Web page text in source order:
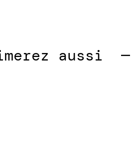
aussi  —